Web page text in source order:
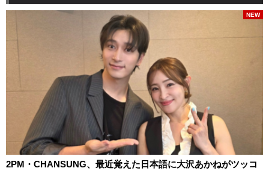
2PM・CHANSUNG、最近覚えた日本語に大沢あかねがツッコ
NEW